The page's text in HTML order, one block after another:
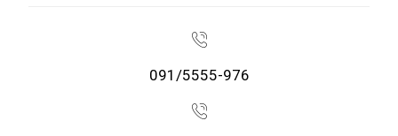
091/5555-976